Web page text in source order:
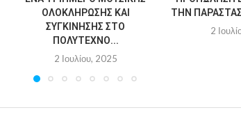
ΟΛΟΚΛΉΡΩΣΗΣ ΚΑΙ
ΣΥΓΚΊΝΗΣΗΣ ΣΤΟ
ΠΟΛΎΤΕΧΝΟ...
2 Ιουλίου, 2025
ΤΗΝ
2